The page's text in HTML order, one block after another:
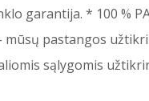
garantija. * 100 %
mūsų pastangos
sąlygomis